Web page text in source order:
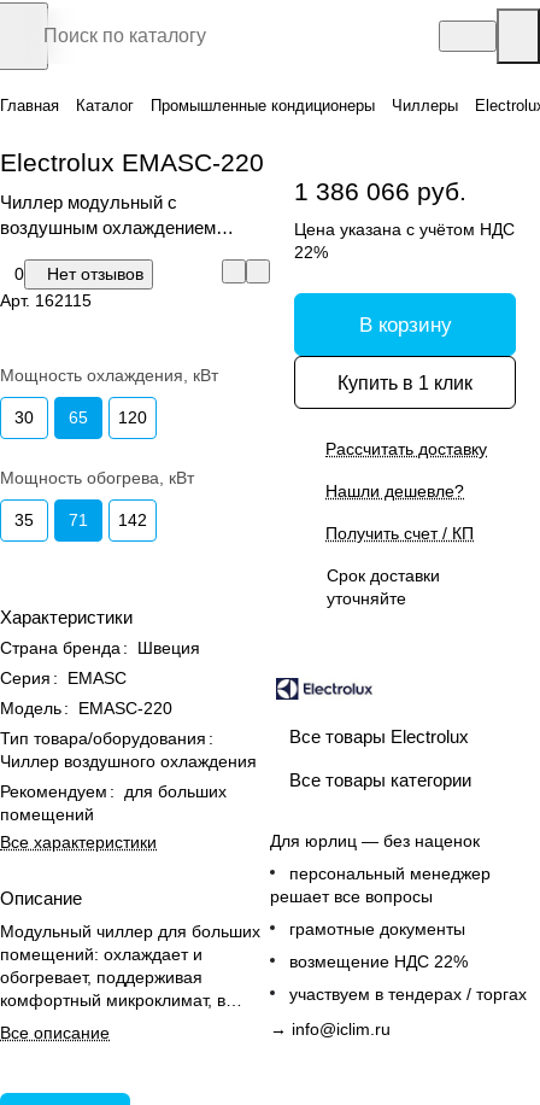
Главная Каталог Промышленные кондиционеры Чиллеры
Electrolux EMASC-220
Чиллер модульный с
воздушным охлаждением
0
Нет отзывов
Арт. 162115
Мощность охлаждения, кВт
30 65 120
Мощность обогрева, кВт
35 71 142
Характеристики
Страна бренда :
Швеция
Серия :
EMASC
Модель:
EMASC-220
Тип товара/оборудования :
Чиллер воздушного охлаждения
Рекомендуем :
для больших
помещений
Все характеристики
Описание
Модульный чиллер для больших
помещений: охлаждает и
обогревает, поддерживая
комфортный микроклимат, в
комплекте насос и проводные
пульты управления.
Все описание
1 386 066 руб.
Цена указана с учётом НДС
22%
В корзину
Купить в 1 клик
Рассчитать доставку
Нашли дешевле?
Получить счет / КП
Срок доставки
уточняйте
Все товары Electrolux
Все товары категории
Для юрлиц — без наценок
персональный менеджер
решает все вопросы
грамотные документы
возмещение НДС 22%
участвуем в тендерах / торгах
→ info@iclim.ru